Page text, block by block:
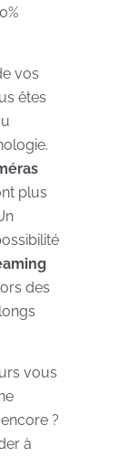
vos
êtes
plus
des
vous
?
à